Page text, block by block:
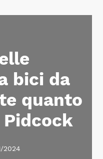
bici da
quanto
2024